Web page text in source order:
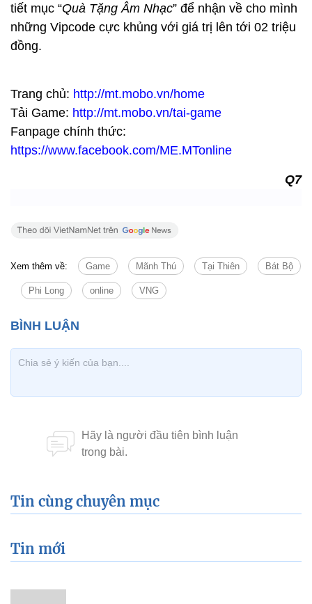
tiết mục “Quà Tặng Âm Nhạc” để nhận về cho mình
những Vipcode cực khủng với giá trị lên tới 02 triệu
đồng.
Trang chủ: http://mt.mobo.vn/home
Tải Game: http://mt.mobo.vn/tai-game
Fanpage chính thức:
https://www.facebook.com/ME.MTonline
Q7
Xem thêm về: Game Mãnh Thú Tại Thiên Bát Bộ
Phi Long online VNG
Tin cùng chuyên mục
Tin mới